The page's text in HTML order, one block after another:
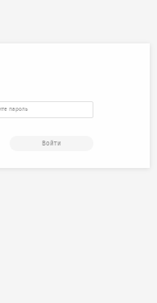
Войти